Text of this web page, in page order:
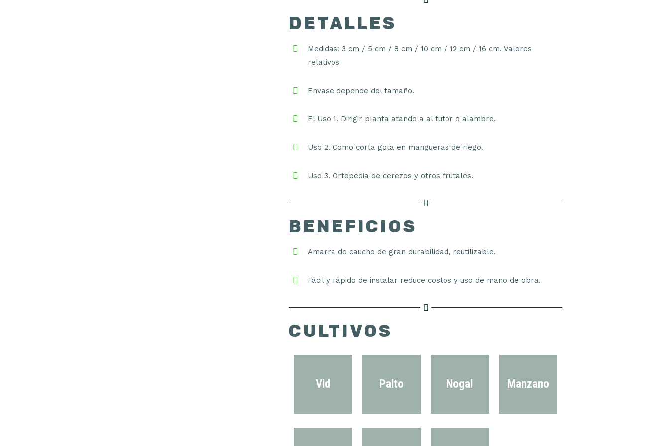
DETALLES
Medidas: 3 cm / 5 cm / 8 cm / 10 cm / 12 cm / 16 cm. Valores
relativos
Envase depende del tamaño.
El Uso 1. Dirigir planta atandola al tutor o alambre.
Uso 2. Como corta gota en mangueras de riego.
Uso 3. Ortopedia de cerezos y otros frutales.
BENEFICIOS
Amarra de caucho de gran durabilidad, reutilizable.
Fácil y rápido de instalar reduce costos y uso de mano de obra.
CULTIVOS
Vid Palto Nogal Manzano